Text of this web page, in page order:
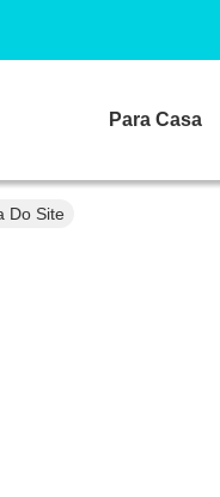
Para Casa
Do Site